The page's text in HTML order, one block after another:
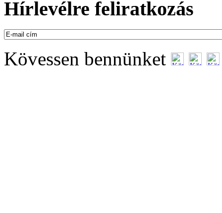
Hírlevélre feliratkozás
Kövessen bennünket